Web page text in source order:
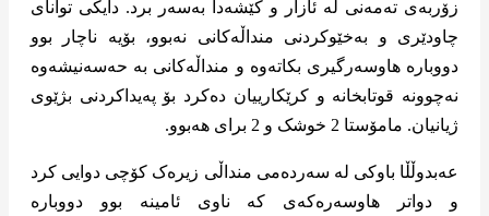
زۆربەی تەمەنی لە ئازار و کێشەدا بەسەر برد. دایکی توانای
چاودێری و بەخێوکردنی منداڵەکانی نەبوو، بۆیە ناچار بوو
دووبارە هاوسەرگیری بکاتەوە و منداڵەکانی بە حەسەنیشەوە
نەچوونە قوتابخانە و کرێکارییان دەکرد بۆ پەیداکردنی بژێوی
ژیانیان. مامۆستا 2 خوشک و 2 برای هەبوو.
عەبدوڵڵا باوکی لە سەردەمی منداڵی زیرەک کۆچی دوایی کرد
و دواتر هاوسەرەکەی کە ناوی ئامینە بوو دووبارە